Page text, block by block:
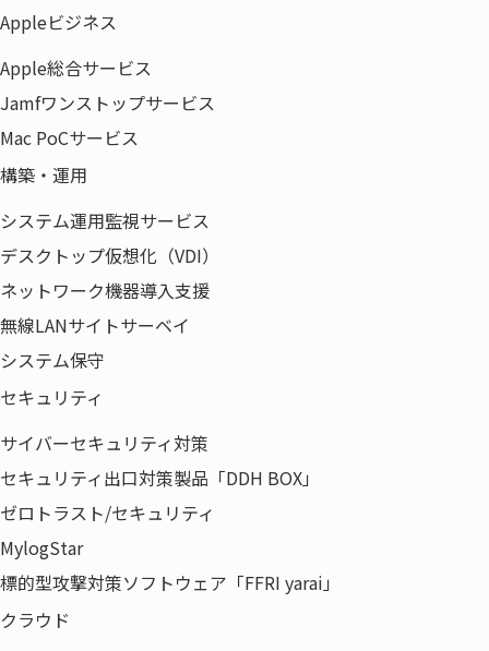
Appleビジネス
Apple総合サービス
Jamfワンストップサービス
Mac PoCサービス
構築・運用
システム運用監視サービス
デスクトップ仮想化（VDI）
ネットワーク機器導入支援
無線LANサイトサーベイ
システム保守
セキュリティ
サイバーセキュリティ対策
セキュリティ出口対策製品「DDH BOX」
ゼロトラスト/セキュリティ
MylogStar
標的型攻撃対策ソフトウェア「FFRI yarai」
クラウド
東京都江東区木場5-8-40
東京パークサイドビル12F